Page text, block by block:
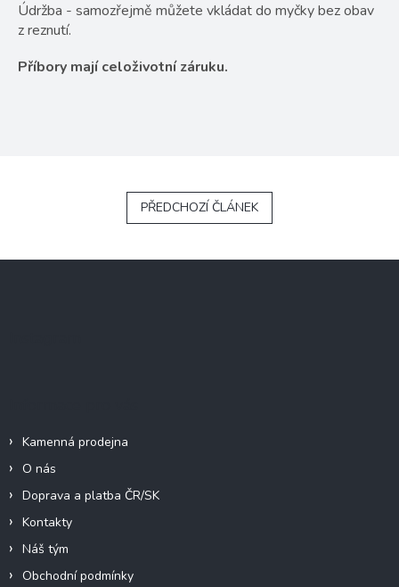
Údržba - samozřejmě můžete vkládat do myčky bez obav
z reznutí.
Příbory mají celoživotní záruku.
PŘEDCHOZÍ ČLÁNEK
Kamenná prodejna
O nás
Doprava a platba ČR/SK
Kontakty
Náš tým
Obchodní podmínky